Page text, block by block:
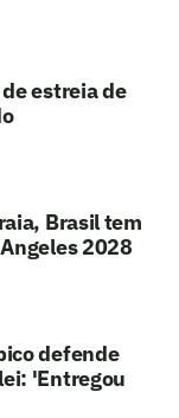
estreia de
Brasil tem
2028
defende
'Entregou